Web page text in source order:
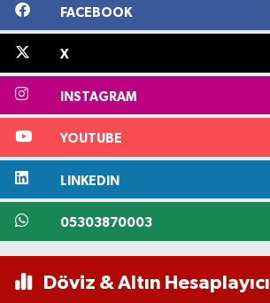
FACEBOOK
X
INSTAGRAM
YOUTUBE
LINKEDIN
05303870003
Döviz & Altın Hesaplayıcı